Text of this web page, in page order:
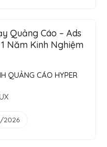
Quảng Cáo – Ads
Năm Kinh Nghiệm
QUẢNG CÁO HYPER
2026